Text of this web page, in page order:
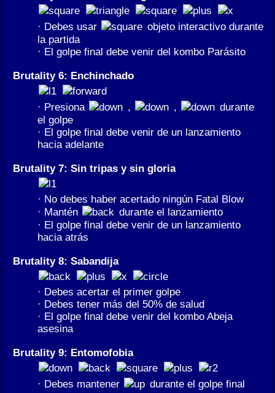
· Debes usar
objeto interactivo durante
la partida
· El golpe final debe venir del kombo Parásito
Brutality 6: Enchinchado
· Presiona , ,
durante
el golpe
· El golpe final debe venir de un lanzamiento
hacia adelante
Brutality 7: Sin tripas y sin gloria
· No debes haber acertado ningún Fatal Blow
· Mantén
durante el lanzamiento
· El golpe final debe venir de un lanzamiento
hacia atrás
Brutality 8: Sabandija
· Debes acertar el primer golpe
· Debes tener más del 50% de salud
· El golpe final debe venir del kombo Abeja
asesina
Brutality 9: Entomofobia
· Debes mantener
durante el golpe final